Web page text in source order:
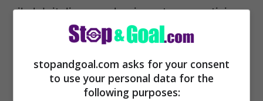
il club italiano ora ha ricevuto una notizia
molto importante su quanto accaduto.
stopandgoal.com asks for your consent
to use your personal data for the
following purposes: